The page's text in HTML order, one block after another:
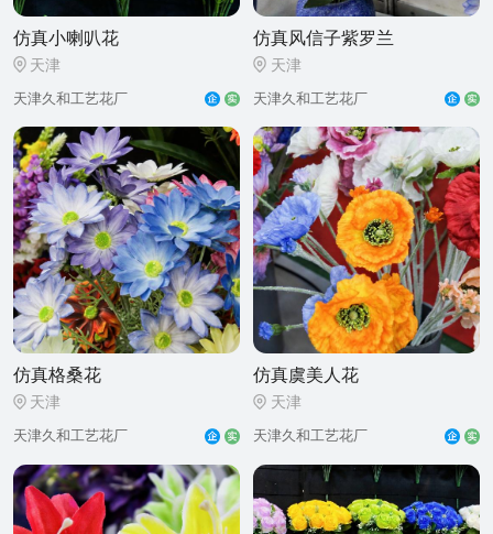
仿真小喇叭花
天津
天津久和工艺花厂
仿真风信子紫罗兰
天津
天津久和工艺花厂
仿真格桑花
天津
天津久和工艺花厂
仿真虞美人花
天津
天津久和工艺花厂